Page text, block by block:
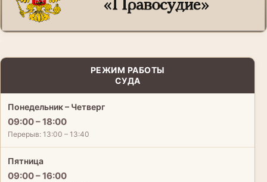
РЕЖИМ РАБОТЫ
СУДА
Понедельник – Четверг
09:00 – 18:00
Перерыв: 13:00 – 13:40
Пятница
09:00 – 16:00